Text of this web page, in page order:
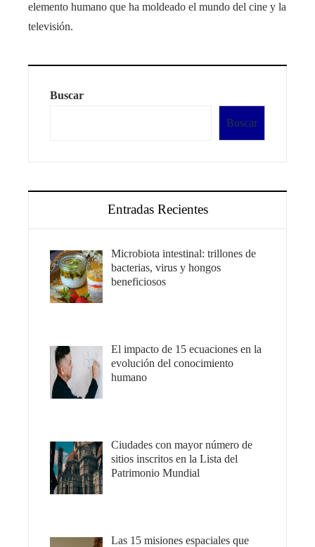
elemento humano que ha moldeado el mundo del cine y la
televisión.
Buscar
Buscar
Entradas Recientes
Microbiota intestinal: trillones de
bacterias, virus y hongos
beneficiosos
El impacto de 15 ecuaciones en la
evolución del conocimiento
humano
Ciudades con mayor número de
sitios inscritos en la Lista del
Patrimonio Mundial
Las 15 misiones espaciales que